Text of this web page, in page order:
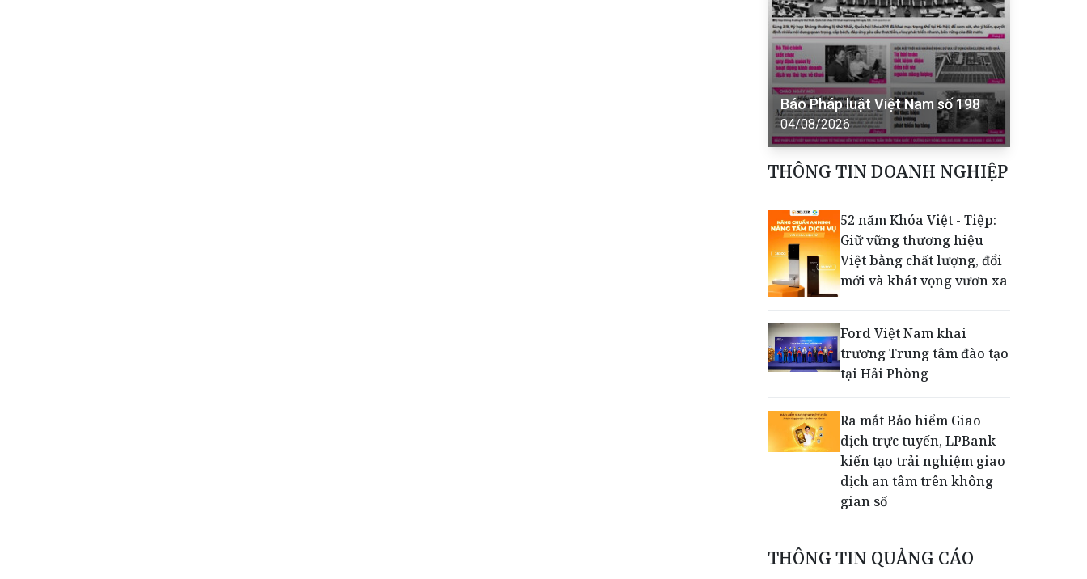
Báo Pháp luật Việt Nam số 198
04/08/2026
THÔNG TIN DOANH NGHIỆP
52 năm Khóa Việt - Tiệp:
Giữ vững thương hiệu
Việt bằng chất lượng, đổi
mới và khát vọng vươn xa
Ford Việt Nam khai
trương Trung tâm đào tạo
tại Hải Phòng
Ra mắt Bảo hiểm Giao
dịch trực tuyến, LPBank
kiến tạo trải nghiệm giao
dịch an tâm trên không
gian số
Dấu mốc khẳng định năng
lực vận hành và thích ứng
THÔNG TIN QUẢNG CÁO